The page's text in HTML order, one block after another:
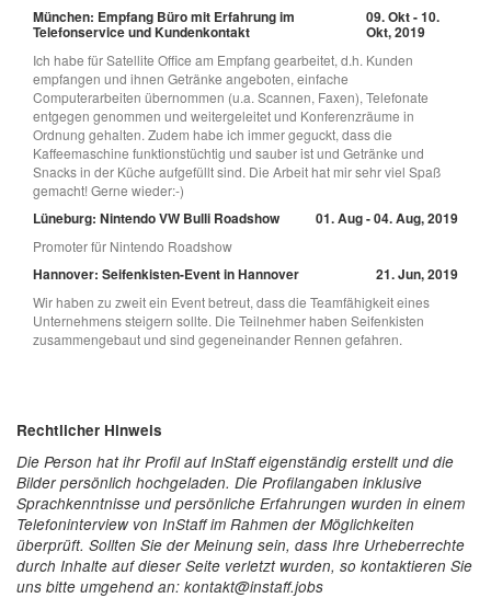
München: Empfang Büro mit Erfahrung im
Telefonservice und Kundenkontakt
09. Okt - 10.
Okt, 2019
Ich habe für Satellite Office am Empfang gearbeitet, d.h. Kunden
empfangen und ihnen Getränke angeboten, einfache
Computerarbeiten übernommen (u.a. Scannen, Faxen), Telefonate
entgegen genommen und weitergeleitet und Konferenzräume in
Ordnung gehalten. Zudem habe ich immer geguckt, dass die
Kaffeemaschine funktionstüchtig und sauber ist und Getränke und
Snacks in der Küche aufgefüllt sind. Die Arbeit hat mir sehr viel Spaß
gemacht! Gerne wieder:-)
Lüneburg: Nintendo VW Bulli Roadshow 01. Aug - 04. Aug, 2019
Promoter für Nintendo Roadshow
Hannover: Seifenkisten-Event in Hannover 21. Jun, 2019
Wir haben zu zweit ein Event betreut, dass die Teamfähigkeit eines
Unternehmens steigern sollte. Die Teilnehmer haben Seifenkisten
zusammengebaut und sind gegeneinander Rennen gefahren.
Rechtlicher Hinweis
Die Person hat ihr Profil auf InStaff eigenständig erstellt und die
Bilder persönlich hochgeladen. Die Profilangaben inklusive
Sprachkenntnisse und persönliche Erfahrungen wurden in einem
Telefoninterview von InStaff im Rahmen der Möglichkeiten
überprüft. Sollten Sie der Meinung sein, dass Ihre Urheberrechte
durch Inhalte auf dieser Seite verletzt wurden, so kontaktieren Sie
uns bitte umgehend an: kontakt@instaff.jobs